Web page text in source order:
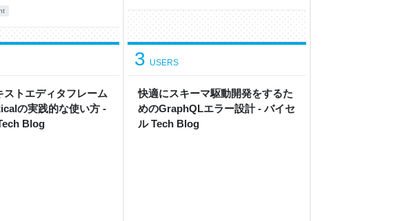
ストエディタフレーム
の実践的な使い方 -
Blog
快適にスキーマ駆動開発をするた
めのGraphQLエラー設計 - バイセ
ル Tech Blog
3 USERS